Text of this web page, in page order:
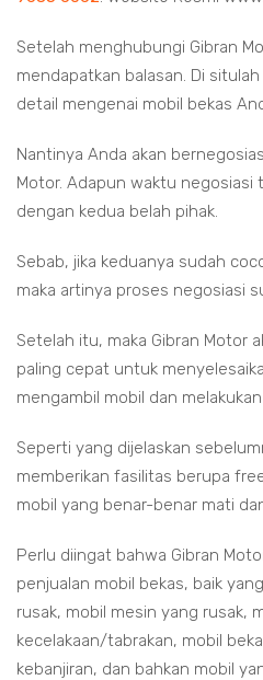
Setelah menghubungi Gibran
mendapatkan balasan. Di
detail mengenai mobil bekas
Nantinya Anda akan
Motor. Adapun waktu
dengan kedua belah pihak.
Sebab, jika keduanya sudah
maka artinya proses negosiasi
Setelah itu, maka Gibran Motor
paling cepat untuk
mengambil mobil dan
Seperti yang dijelaskan
memberikan fasilitas berupa
mobil yang benar-benar mati
Perlu diingat bahwa Gibran
penjualan mobil bekas, baik
rusak, mobil mesin yang rusak,
kecelakaan/tabrakan, mobil
kebanjiran, dan bahkan mobil